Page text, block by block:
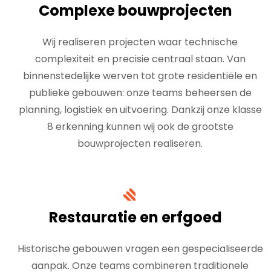
Complexe bouwprojecten
Wij realiseren projecten waar technische
complexiteit en precisie centraal staan. Van
binnenstedelijke werven tot grote residentiële en
publieke gebouwen: onze teams beheersen de
planning, logistiek en uitvoering. Dankzij onze klasse
8 erkenning kunnen wij ook de grootste
bouwprojecten realiseren.
Restauratie en erfgoed
Historische gebouwen vragen een gespecialiseerde
aanpak. Onze teams combineren traditionele